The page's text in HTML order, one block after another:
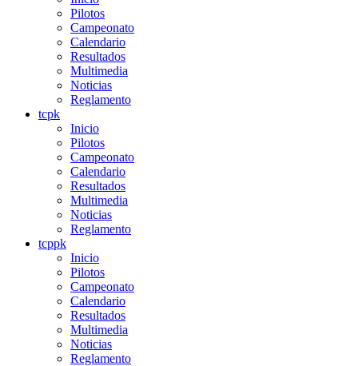
Pilotos
Campeonato
Calendario
Resultados
Multimedia
Noticias
Reglamento
tcpk
Inicio
Pilotos
Campeonato
Calendario
Resultados
Multimedia
Noticias
Reglamento
tcppk
Inicio
Pilotos
Campeonato
Calendario
Resultados
Multimedia
Noticias
Reglamento